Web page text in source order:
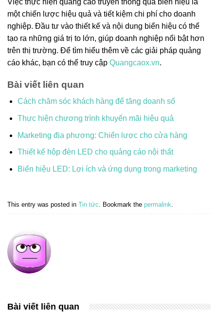
Việc thực hiện quảng cáo truyền thông qua biển hiệu là
một chiến lược hiệu quả và tiết kiệm chi phí cho doanh
nghiệp. Đầu tư vào thiết kế và nội dung biển hiệu có thể
tạo ra những giá trị to lớn, giúp doanh nghiệp nổi bật hơn
trên thị trường. Để tìm hiểu thêm về các giải pháp quảng
cáo khác, bạn có thể truy cập Quangcaox.vn.
Bài viết liên quan
Cách chăm sóc khách hàng để tăng doanh số
Thực hiện chương trình khuyến mãi hiệu quả
Marketing địa phương: Chiến lược cho cửa hàng
Thiết kế hộp đèn LED cho quảng cáo nội thất
Biển hiệu LED: Lợi ích và ứng dụng trong marketing
This entry was posted in Tin tức. Bookmark the permalink.
Bài viết liên quan